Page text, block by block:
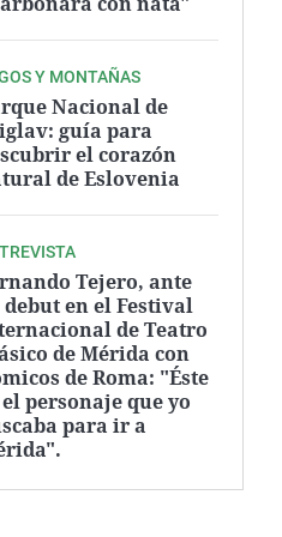
Y MONTAÑAS
Nacional de
guía para
el corazón
de Eslovenia
Tejero, ante
debut en el Festival
de Teatro
de Mérida con
de Roma: "Éste
el personaje que yo
para ir a